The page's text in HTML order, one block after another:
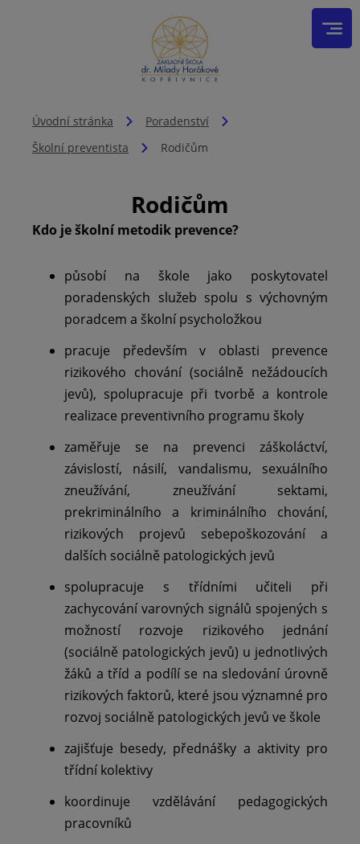
Úvodní stránka
Poradenství
Školní preventista
Rodičům
Rodičům
Kdo je školní metodik prevence?
působí na škole jako poskytovatel
poradenských služeb spolu s výchovným
poradcem a školní psycholožkou
pracuje především v oblasti prevence
rizikového chování (sociálně nežádoucích
jevů), spolupracuje při tvorbě a kontrole
realizace preventivního programu školy
zaměřuje se na prevenci záškoláctví,
závislostí, násilí, vandalismu, sexuálního
zneužívání, zneužívání sektami,
prekriminálního a kriminálního chování,
rizikových projevů sebepoškozování a
dalších sociálně patologických jevů
spolupracuje s třídními učiteli při
zachycování varovných signálů spojených s
možností rozvoje rizikového jednání
(sociálně patologických jevů) u jednotlivých
žáků a tříd a podílí se na sledování úrovně
rizikových faktorů, které jsou významné pro
rozvoj sociálně patologických jevů ve škole
zajišťuje besedy, přednášky a aktivity pro
třídní kolektivy
koordinuje vzdělávání pedagogických
pracovníků